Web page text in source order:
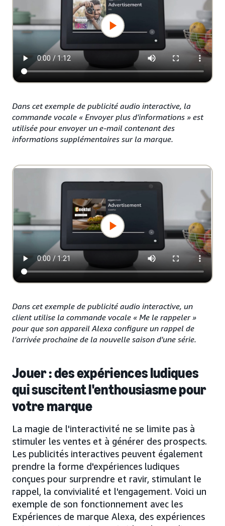
Dans cet exemple de publicité audio interactive, la
commande vocale « Envoyer plus d'informations » est
utilisée pour envoyer un e-mail contenant des
informations supplémentaires sur la marque.
Dans cet exemple de publicité audio interactive, un
client utilise la commande vocale « Me le rappeler »
pour que son appareil Alexa configure un rappel de
l'arrivée prochaine de la nouvelle saison d'une série.
Jouer : des expériences ludiques
qui suscitent l'enthousiasme pour
votre marque
La magie de l'interactivité ne se limite pas à
stimuler les ventes et à générer des prospects.
Les publicités interactives peuvent également
prendre la forme d'expériences ludiques
conçues pour surprendre et ravir, stimulant le
rappel, la convivialité et l'engagement. Voici un
exemple de son fonctionnement avec les
Expériences de marque Alexa, des expériences